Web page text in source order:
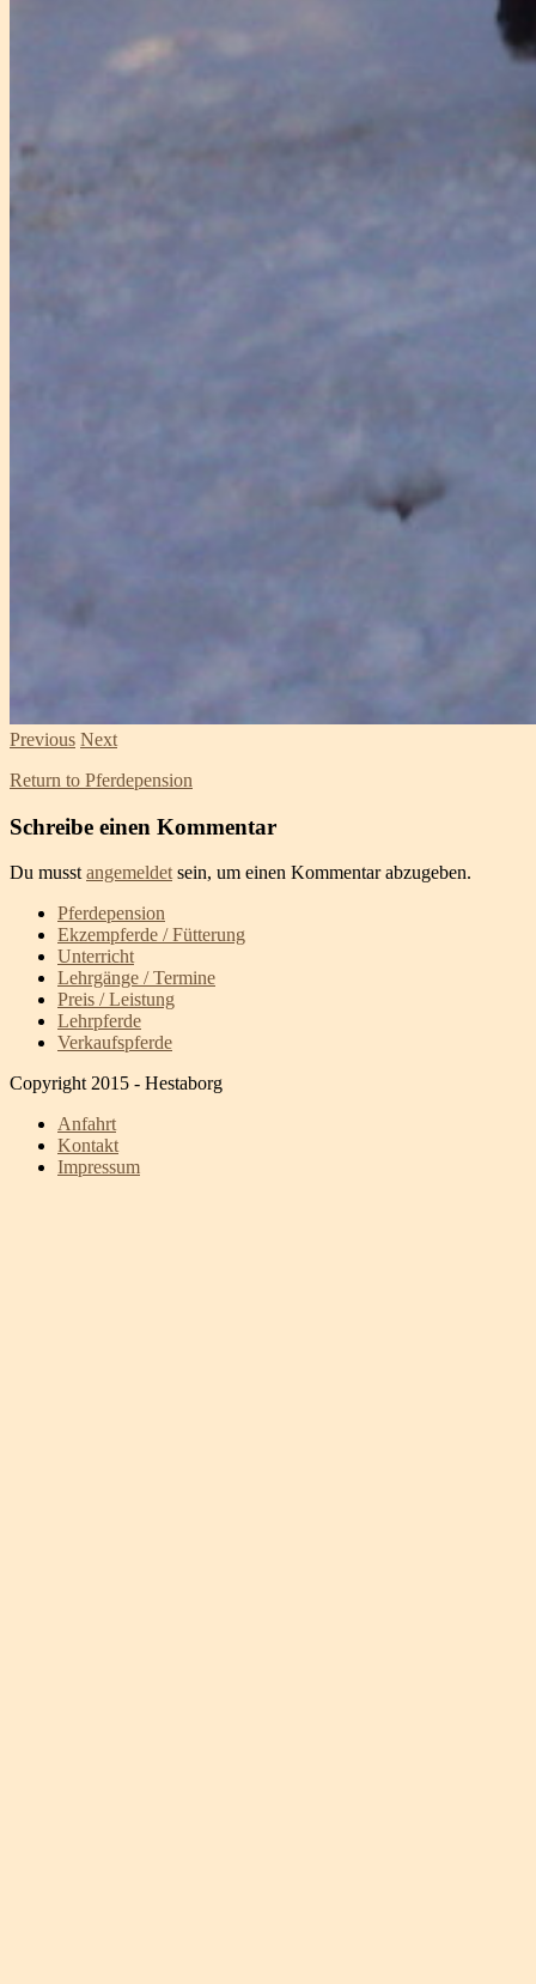
Previous Next
Return to Pferdepension
Schreibe einen Kommentar
Du musst angemeldet sein, um einen Kommentar abzugeben.
Pferdepension
Ekzempferde / Fütterung
Unterricht
Lehrgänge / Termine
Preis / Leistung
Lehrpferde
Verkaufspferde
Copyright 2015 - Hestaborg
Anfahrt
Kontakt
Impressum